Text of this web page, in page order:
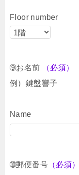
Floor number
➈お名前
（必須）
例）鍵盤響子
Name
➉郵便番号 （必須）